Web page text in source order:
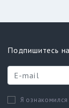
Подпишитесь
Я ознакомился